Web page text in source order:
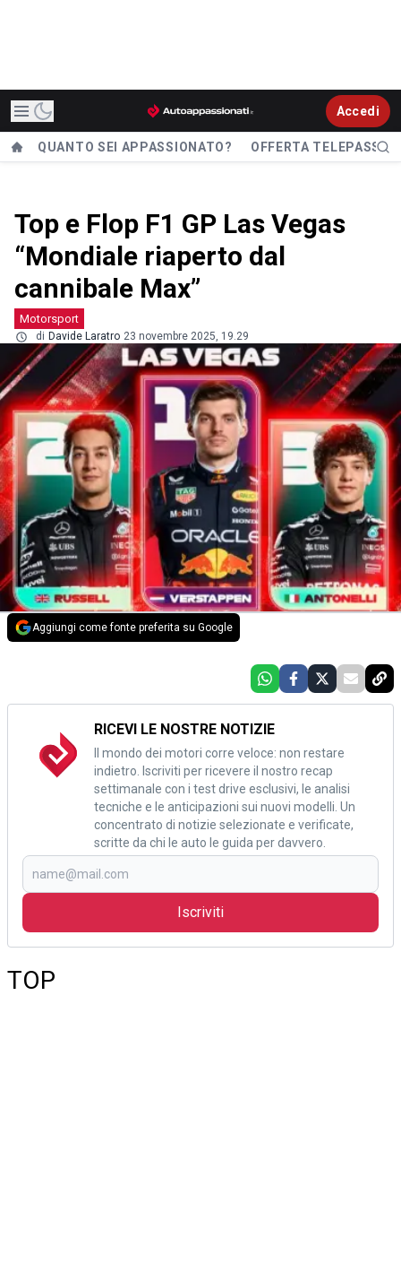
Accedi
QUANTO SEI APPASSIONATO? OFFERTA TELEPASS
Top e Flop F1 GP Las Vegas
“Mondiale riaperto dal
cannibale Max”
Motorsport
di Davide Laratro 23 novembre 2025, 19.29
Aggiungi come fonte preferita su Google
RICEVI LE NOSTRE NOTIZIE
Il mondo dei motori corre veloce: non restare
indietro. Iscriviti per ricevere il nostro recap
settimanale con i test drive esclusivi, le analisi
tecniche e le anticipazioni sui nuovi modelli. Un
concentrato di notizie selezionate e verificate,
scritte da chi le auto le guida per davvero.
Iscriviti
TOP